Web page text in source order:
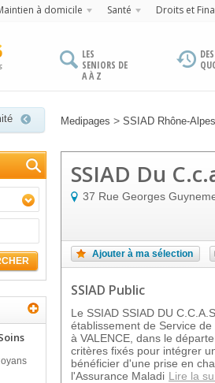
à domicile Santé Droits et
LES
SENIORS DE
A À Z
Medipages > SSIAD Rhône-Alpes
SSIAD Du
37 Rue Georges
Ajouter à ma sélection
SSIAD Public
Le SSIAD SSIAD DU
établissement de Service
à VALENCE, dans le
critères fixés pour intégrer
bénéficier d'une prise en
l'Assurance Maladi Lire la